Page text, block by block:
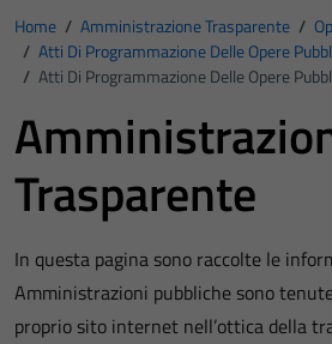
Home / Amministrazione Trasparente /
/ Atti Di Programmazione Delle Opere
/ Atti Di Programmazione Delle Opere
Trasparente
In questa pagina sono raccolte le
Amministrazioni pubbliche sono
proprio sito internet nell’ottica della